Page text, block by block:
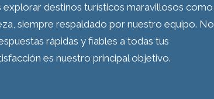
explorar destinos turísticos maravillosos
siempre respaldado por nuestro equipo.
rápidas y fiables a todas tus
es nuestro principal objetivo.